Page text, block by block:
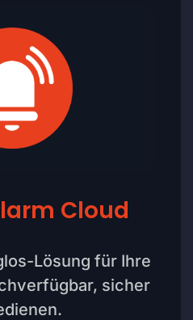
Cloud
Lösung für Ihre
sicher